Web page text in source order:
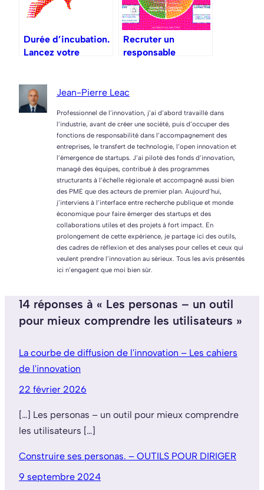
Durée d’incubation.
Lancez votre
mois !
Recruter un
responsable
Jean-Pierre Leac
Professionnel de l’innovation, j’ai d’abord travaillé dans
l’industrie, avant de créer une société, puis d’occuper des
fonctions de responsabilité dans l’accompagnement des
entreprises, le transfert de technologie, l’open innovation et
l’émergence de startups. J’ai piloté des fonds d’innovation,
managé des équipes, contribué à des programmes
structurants à l’échelle régionale et accompagné aussi bien
des PME que des acteurs de premier plan. Aujourd’hui,
j’interviens à l’interface entre recherche publique et monde
économique pour faire émerger des startups et des
collaborations utiles et des projets à fort impact. En
prolongement de cette expérience, je partage ici des outils,
des cadres de réflexion et des analyses pour celles et ceux qui
veulent prendre l’innovation au sérieux. Tous les avis présentés
ici n’engagent que moi bien sûr.
14 réponses à « Les personas – un outil
pour mieux comprendre les utilisateurs »
La courbe de diffusion de l'innovation – Les cahiers
de l'innovation
22 février 2026
[…] Les personas – un outil pour mieux comprendre
les utilisateurs […]
Construire ses personas. – OUTILS POUR DIRIGER
9 septembre 2024